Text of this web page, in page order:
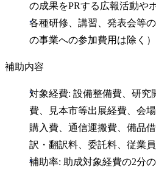
の成果をPRする広報活動や
各種研修、講習、発表会等
の事業への参加費用は除く）
補助内容
対象経費: 設備整備費、研究
費、見本市等出展経費、会
購入費、通信運搬費、備品
訳・翻訳料、委託料、従業
補助率: 助成対象経費の2分